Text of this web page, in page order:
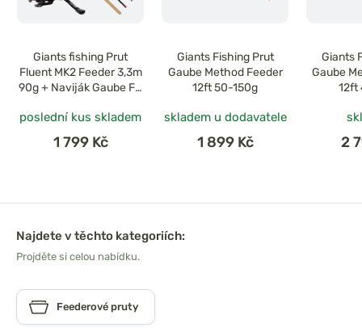
Giants fishing Prut
Fluent MK2 Feeder 3,3m
90g + Naviják Gaube FD
poslední kus skladem
1 799 Kč
Giants Fishing Prut
Gaube Method Feeder
12ft 50-150g
skladem u dodavatele
1 899 Kč
Giants
Gaube
12ft
2
Najdete v těchto kategoriích:
Projděte si celou nabídku.
Feederové pruty